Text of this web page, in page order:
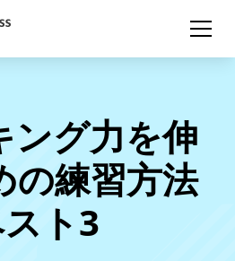
ング力を伸
の練習方法
ト3